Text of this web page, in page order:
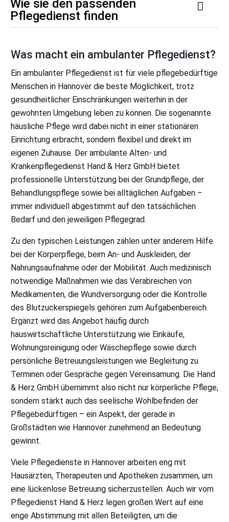
Wie sie den passenden
Pflegedienst finden
Was macht ein ambulanter Pflegedienst?
Ein ambulanter Pflegedienst ist für viele pflegebedürftige
Menschen in Hannover die beste Möglichkeit, trotz
gesundheitlicher Einschränkungen weiterhin in der
gewohnten Umgebung leben zu können. Die sogenannte
häusliche Pflege wird dabei nicht in einer stationären
Einrichtung erbracht, sondern flexibel und direkt im
eigenen Zuhause. Der ambulante Alten- und
Krankenpflegedienst Hand & Herz GmbH bietet
professionelle Unterstützung bei der Grundpflege, der
Behandlungspflege sowie bei alltäglichen Aufgaben –
immer individuell abgestimmt auf den tatsächlichen
Bedarf und den jeweiligen Pflegegrad.
Zu den typischen Leistungen zählen unter anderem Hilfe
bei der Körperpflege, beim An- und Auskleiden, der
Nahrungsaufnahme oder der Mobilität. Auch medizinisch
notwendige Maßnahmen wie das Verabreichen von
Medikamenten, die Wundversorgung oder die Kontrolle
des Blutzuckerspiegels gehören zum Aufgabenbereich.
Ergänzt wird das Angebot häufig durch
hauswirtschaftliche Unterstützung wie Einkäufe,
Wohnungsreinigung oder Wäschepflege sowie durch
persönliche Betreuungsleistungen wie Begleitung zu
Terminen oder Gespräche gegen Vereinsamung. Die Hand
& Herz GmbH übernimmt also nicht nur körperliche Pflege,
sondern stärkt auch das seelische Wohlbefinden der
Pflegebedürftigen – ein Aspekt, der gerade in
Großstädten wie Hannover zunehmend an Bedeutung
gewinnt.
Viele Pflegedienste in Hannover arbeiten eng mit
Hausärzten, Therapeuten und Apotheken zusammen, um
eine lückenlose Betreuung sicherzustellen. Auch wir vom
Pflegedienst Hand & Herz legen großen Wert auf eine
enge Abstimmung mit allen Beteiligten, um die